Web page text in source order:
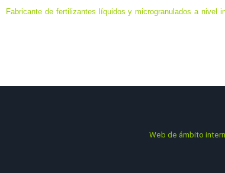
Fabricante de fertilizantes líquidos y microgranulados a nivel
Web de ámbito